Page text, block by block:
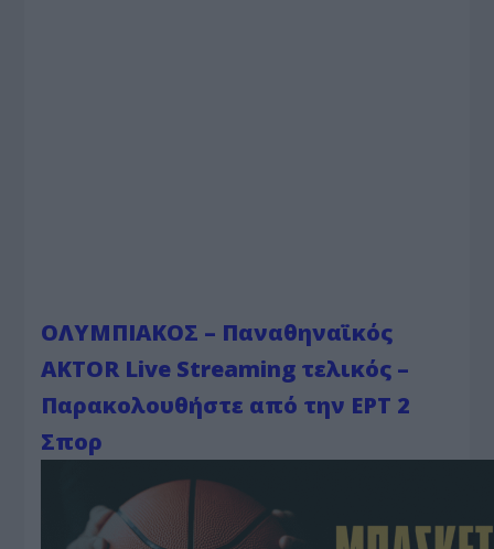
ΟΛΥΜΠΙΑΚΟΣ – Παναθηναϊκός
AKTOR Live Streaming τελικός –
Παρακολουθήστε από την ΕΡΤ 2
Σπορ